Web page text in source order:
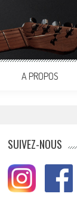
A PROPOS
SUIVEZ-NOUS